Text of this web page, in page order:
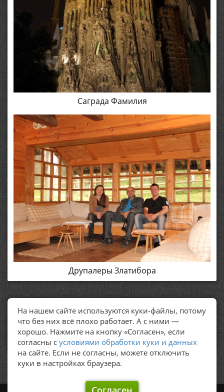
Саграда Фамилия
Друпалеры Златибора
ПОЛЕЗНЫЕ ССЫЛКИ
Политика обработки персональных данных
На нашем сайте используются куки-файлы, потому
что без них всё плохо работает. А с ними —
хорошо. Нажмите на кнопку «Согласен», если
согласны с условиями обработки куки и данных
на сайте. Если не согласны, можете отключить
куки в настройках браузера.